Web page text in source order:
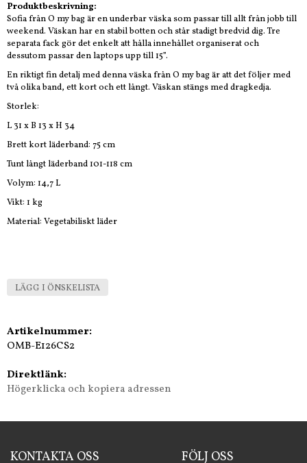
Produktbeskrivning:
Sofia från O my bag är en underbar väska som passar till allt från jobb till
weekend. Väskan har en stabil botten och står stadigt bredvid dig. Tre
separata fack gör det enkelt att hålla innehållet organiserat och
dessutom passar den laptops upp till 15”.
En riktigt fin detalj med denna väska från O my bag är att det följer med
två olika band, ett kort och ett långt. Väskan stängs med dragkedja.
Storlek:
L 31 x B 13 x H 34
Brett kort läderband: 75 cm
Tunt långt läderband 101-118 cm
Volym: 14,7 L
Vikt: 1 kg
Material: Vegetabiliskt läder
LÄGG I ÖNSKELISTA
Artikelnummer:
OMB-E126CS2
Direktlänk:
Högerklicka och kopiera adressen
KONTAKTA OSS FÖLJ OSS